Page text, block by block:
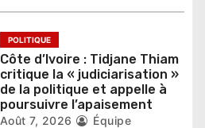
POLITIQUE
Côte d’Ivoire : Tidjane Thiam
critique la « judiciarisation »
de la politique et appelle à
poursuivre l’apaisement
Août 7, 2026
Équipe